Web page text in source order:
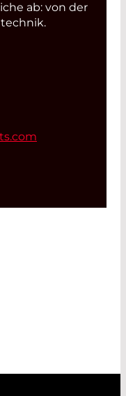
ab: von der